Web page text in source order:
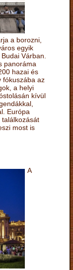
a borozni,
egyik
Várban.
panoráma
hazai és
fókuszába az
a helyi
kívül
Európa
most is
A